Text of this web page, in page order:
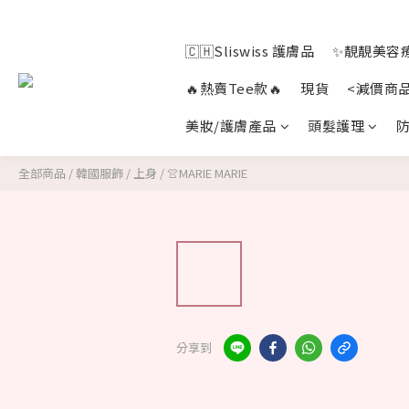
🇨🇭Sliswiss 護膚品
✨靚靚美容
🔥熱賣Tee款🔥
現貨
<減價商
美妝/護膚產品
頭髮護理
全部商品 /韓國服飾 /上身 / 👚MARIE MARIE
分享到